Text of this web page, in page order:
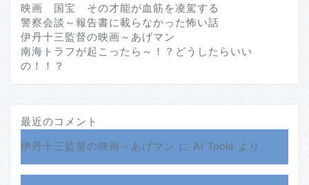
映画 国宝 その才能が血筋を凌駕する
警察会談～報告書に載らなかった怖い話
伊丹十三監督の映画～あげマン
南海トラフが起こったら～！？どうしたらいい
の！！？
最近のコメント
伊丹十三監督の映画～あげマン に AI Tools より